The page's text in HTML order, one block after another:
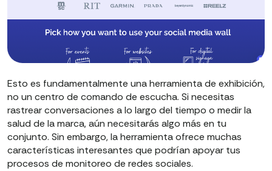
Esto es fundamentalmente una herramienta de exhibición,
no un centro de comando de escucha. Si necesitas
rastrear conversaciones a lo largo del tiempo o medir la
salud de la marca, aún necesitarás algo más en tu
conjunto. Sin embargo, la herramienta ofrece muchas
características interesantes que podrían apoyar tus
procesos de monitoreo de redes sociales.